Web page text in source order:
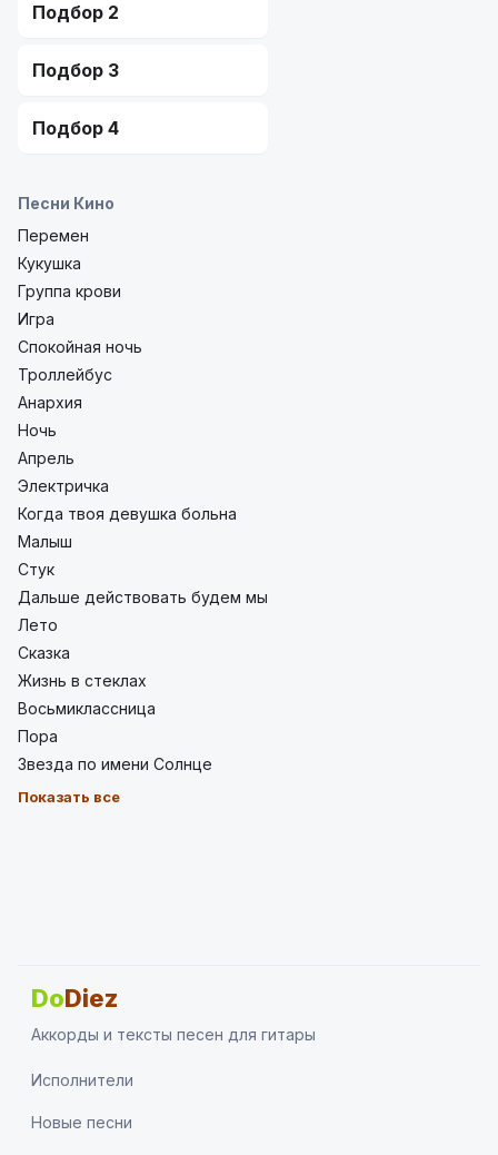
Подбор 2
Подбор 3
Подбор 4
Песни Кино
Перемен
Кукушка
Группа крови
Игра
Спокойная ночь
Троллейбус
Анархия
Ночь
Апрель
Электричка
Когда твоя девушка больна
Малыш
Стук
Дальше действовать будем мы
Лето
Сказка
Жизнь в стеклах
Восьмиклассница
Пора
Звезда по имени Солнце
Показать все
DoDiez
Аккорды и тексты песен для гитары
Исполнители
Новые песни